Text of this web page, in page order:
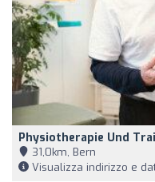
Physiotherapie Und
31,0km, Bern
Visualizza indirizzo e